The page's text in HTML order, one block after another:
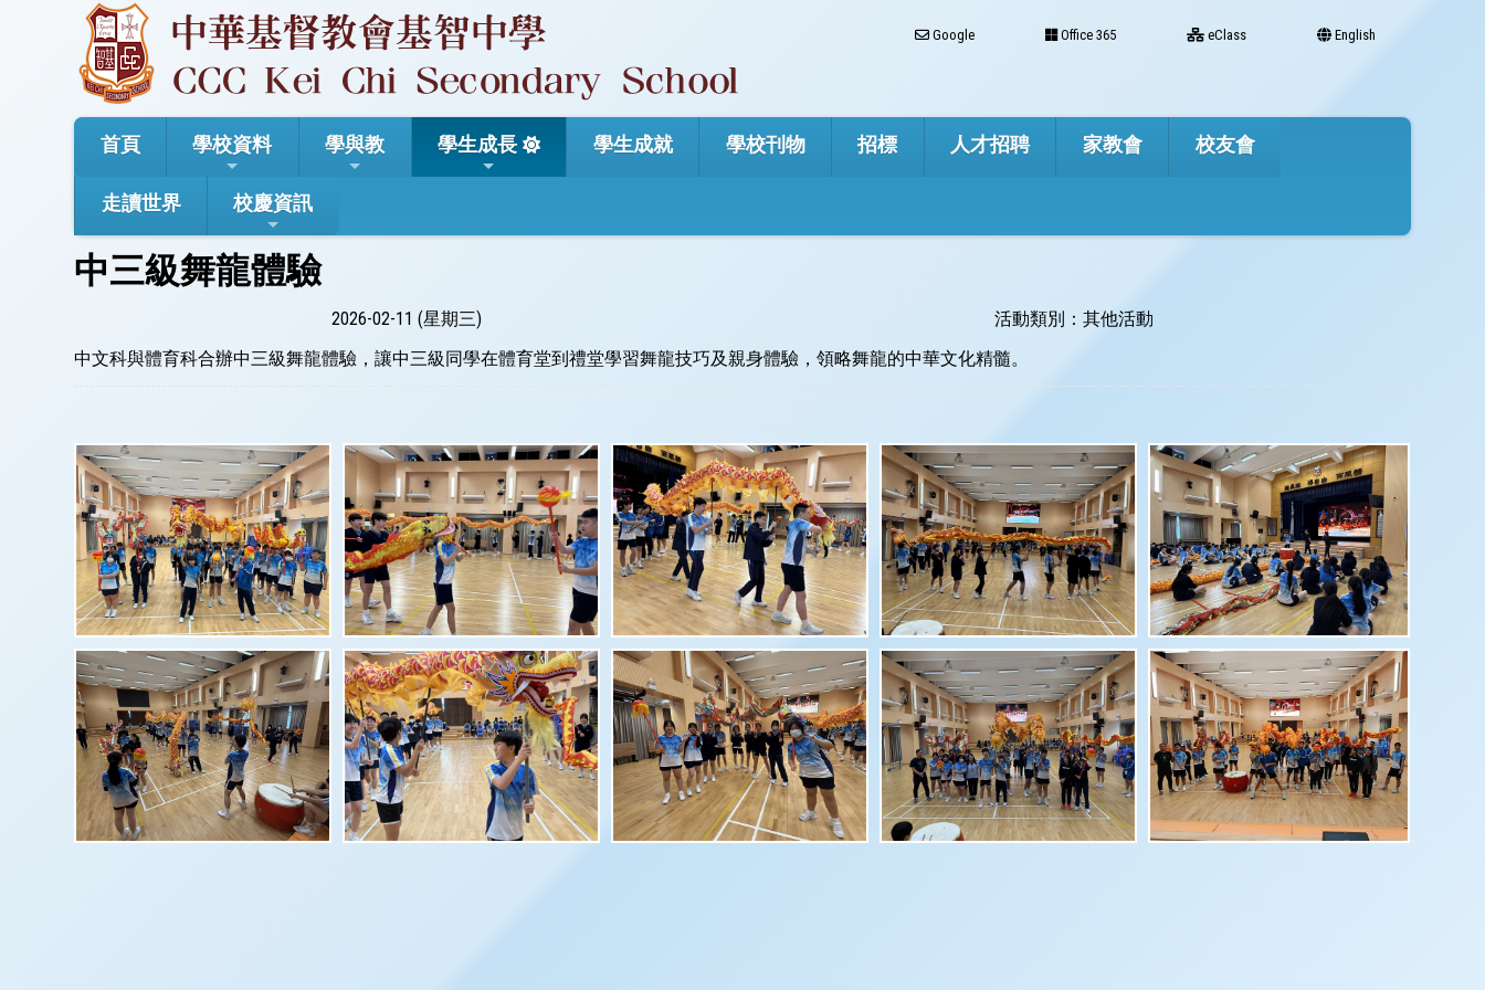
Google Office 365 eClass English
首頁 學校資料 學與教 學生成長 學生成就 學校刊物 招標 人才招聘 家教會 校友會
走讀世界 校慶資訊
中三級舞龍體驗
2026-02-11 (星期三)
活動類別：其他活動
中文科與體育科合辦中三級舞龍體驗，讓中三級同學在體育堂到禮堂學習舞龍技巧及親身體驗，領略舞龍的中華文化精髓。